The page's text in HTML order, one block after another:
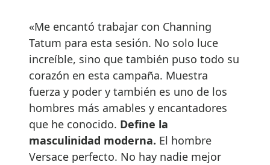
«Me encantó trabajar con Channing
Tatum para esta sesión. No solo luce
increíble, sino que también puso todo su
corazón en esta campaña. Muestra
fuerza y ​​poder y también es uno de los
hombres más amables y encantadores
que he conocido. Define la
masculinidad moderna. El hombre
Versace perfecto. No hay nadie mejor